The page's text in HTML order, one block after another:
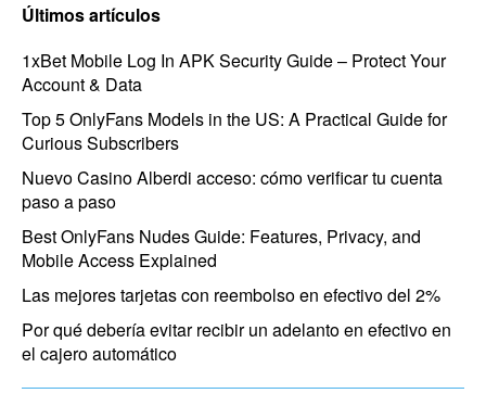
Últimos artículos
1xBet Mobile Log In APK Security Guide – Protect Your
Account & Data
Top 5 OnlyFans Models in the US: A Practical Guide for
Curious Subscribers
Nuevo Casino Alberdi acceso: cómo verificar tu cuenta
paso a paso
Best OnlyFans Nudes Guide: Features, Privacy, and
Mobile Access Explained
Las mejores tarjetas con reembolso en efectivo del 2%
Por qué debería evitar recibir un adelanto en efectivo en
el cajero automático